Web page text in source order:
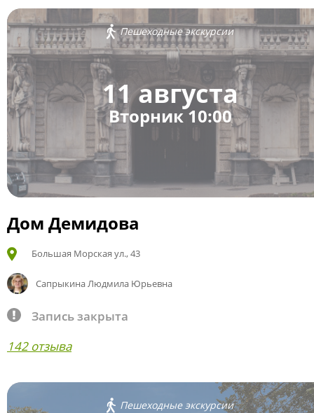
Пешеходные экскурсии
11 августа
Вторник 10:00
Дом Демидова
Большая Морская ул., 43
Сапрыкина Людмила Юрьевна
Запись закрыта
142 отзыва
Пешеходные экскурсии